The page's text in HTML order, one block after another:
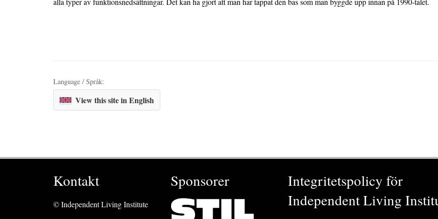
Language / Språk:
View this site in English
Kontakt
© Independent Living Institute
Sponsorer
Integritetspolicy för
Independent Living